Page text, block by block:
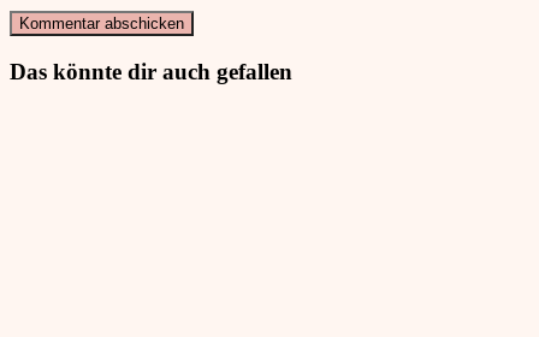
Das könnte dir auch gefallen